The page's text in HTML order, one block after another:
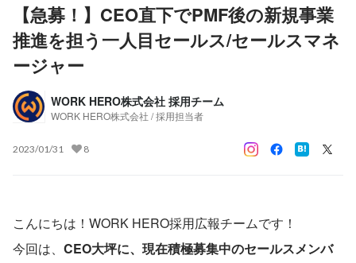
【急募！】CEO直下でPMF後の新規事業
推進を担う一人目セールス/セールスマネ
ージャー
WORK HERO株式会社 採用チーム
WORK HERO株式会社 / 採用担当者
2023/01/31 8
こんにちは！WORK HERO採用広報チームです！
今回は、 CEO大坪に、現在積極募集中のセールスメンバ